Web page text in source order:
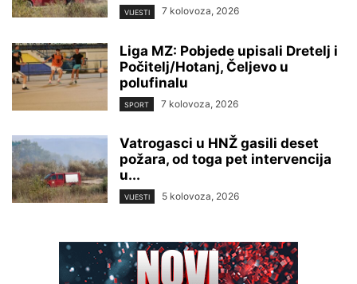
VIJESTI 7 kolovoza, 2026
Liga MZ: Pobjede upisali Dretelj i
Počitelj/Hotanj, Čeljevo u
polufinalu
SPORT 7 kolovoza, 2026
Vatrogasci u HNŽ gasili deset
požara, od toga pet intervencija
u...
VIJESTI 5 kolovoza, 2026